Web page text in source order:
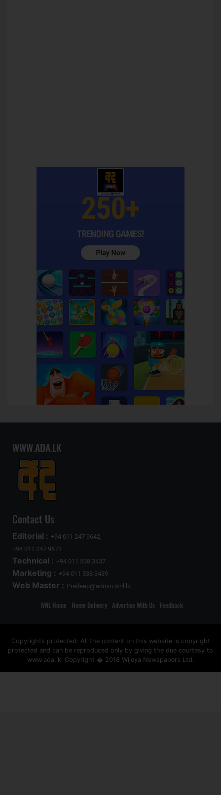
WWW.ADA.LK
Contact Us
Editorial : +94 011 247 9642,
+94 011 247 9671
Technical : +94 011 538 3437
Marketing : +94 011 538 3439
Web Master : Pradeep@admin.wnl.lk
WNL Home Home Delivery Advertise With Us Feedback
Copyrights protected: All the content on this website is copyright
protected and can be reproduced only by giving the due courtesy to
www.ada.lk' Copyright � 2018 Wijeya Newspapers Ltd.